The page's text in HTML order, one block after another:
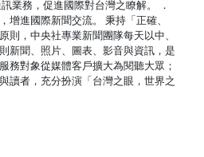
業務，促進國際對台灣之瞭解。 ．
增進國際新聞交流。 秉持「正確、
則，中央社專業新聞團隊每天以中、
新聞、照片、圖表、影音與資訊，是
務對象從媒體客戶擴大為閱聽大眾；
讀者，充分扮演「台灣之眼，世界之